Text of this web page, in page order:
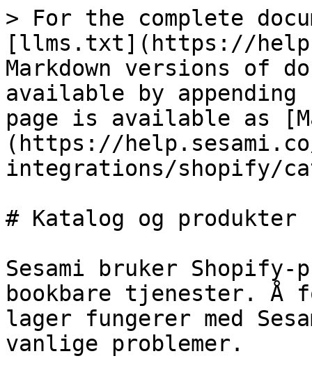
> For the complete
[llms.txt](https://
Markdown versions of
available by
page is available as
(https://
integrations/shopify/
# Katalog og produkter
Sesami bruker
bookbare tjenester. Å
lager fungerer med
vanlige problemer.